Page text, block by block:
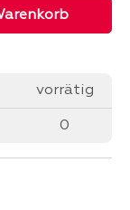
vorrätig
0